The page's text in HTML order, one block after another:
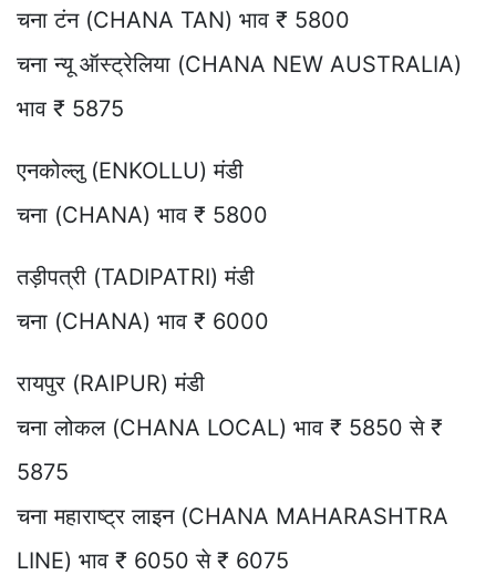
चना टंन (CHANA TAN) भाव ₹ 5800
चना न्यू ऑस्ट्रेलिया (CHANA NEW AUSTRALIA)
भाव ₹ 5875
एनकोल्लु (ENKOLLU) मंडी
चना (CHANA) भाव ₹ 5800
तड़ीपत्री (TADIPATRI) मंडी
चना (CHANA) भाव ₹ 6000
रायपुर (RAIPUR) मंडी
चना लोकल (CHANA LOCAL) भाव ₹ 5850 से ₹
5875
चना महाराष्ट्र लाइन (CHANA MAHARASHTRA
LINE) भाव ₹ 6050 से ₹ 6075